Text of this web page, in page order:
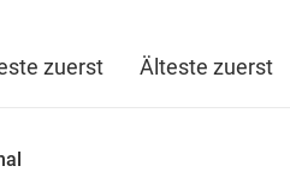
zuerst Älteste zuerst